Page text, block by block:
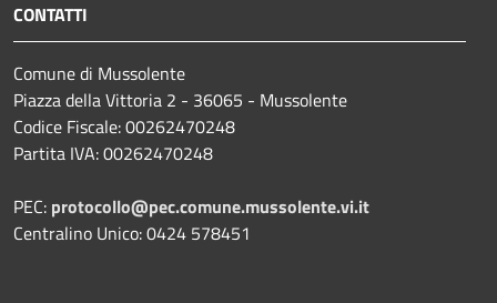
CONTATTI
Comune di Mussolente
Piazza della Vittoria 2 - 36065 - Mussolente
Codice Fiscale: 00262470248
Partita IVA: 00262470248
PEC: protocollo@pec.comune.mussolente.vi.it
Centralino Unico: 0424 578451